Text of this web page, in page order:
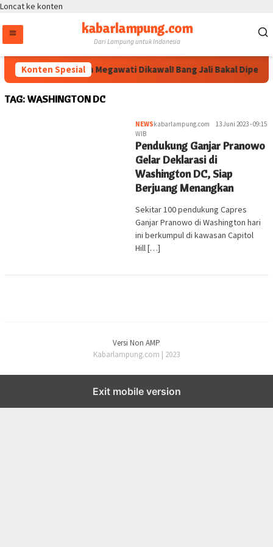
Loncat ke konten
kabarlampung.com
Dari Lampung untuk Indonesia
Konten SpesialArahan Megawati Dikawal! Bang Jali Bakal
TAG: WASHINGTON DC
NEWSkabarlampung.com
13 Juni 2023 - 09:15
WIB
Pendukung Ganjar Pranowo
Gelar Deklarasi di
Washington DC, Siap
Berjuang Menangkan
Sekitar 100 pendukung Capres
Ganjar Pranowo di Washington hari
ini berkumpul di kawasan Capitol
Hill […]
Versi Non AMP
Kabarlampung.com | 2023
Exit mobile version